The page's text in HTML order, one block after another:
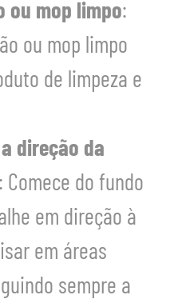
ou mop limpo:
ou mop limpo
de limpeza e
direção da
: Comece do fundo
em direção à
em áreas
sempre a